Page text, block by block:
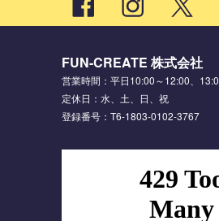
FUN-CREATE 株式会社
営業時間：平日10:00～12:00、
定休日：水、土、日、祝
登録番号：T6-1803-0102-3767